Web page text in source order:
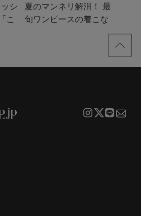
シ
これ
夏のマンネリ解消！ 最
旬ワンピースの着こなし